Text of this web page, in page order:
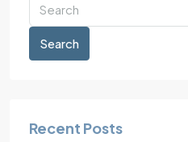
Search
Recent Posts